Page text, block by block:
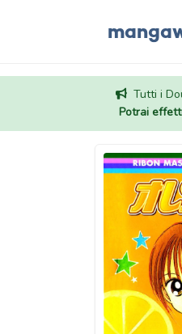
Tutti i
Potrai